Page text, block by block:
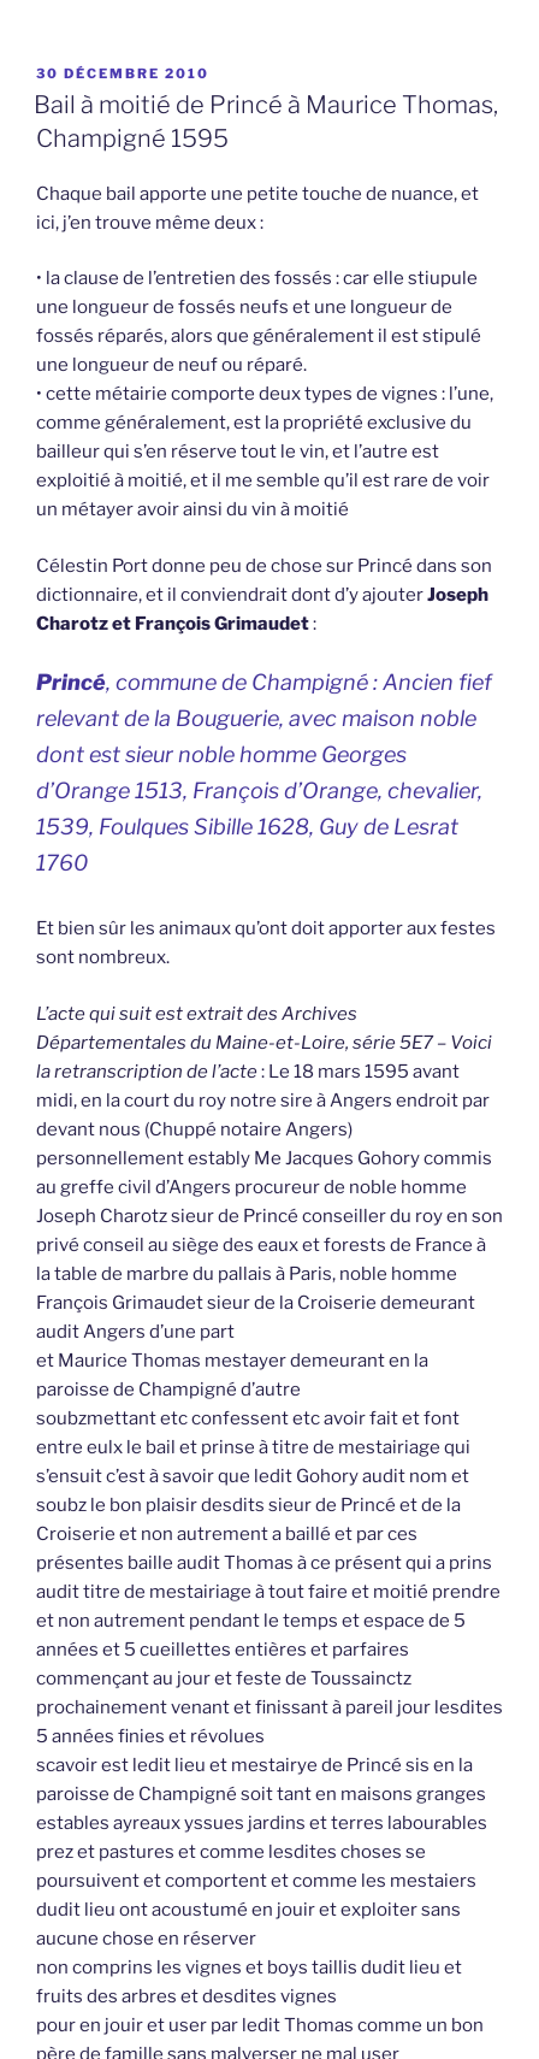
PUBLIÉ
LE
30 DÉCEMBRE 2010
Bail à moitié de Princé à Maurice Thomas,
Champigné 1595
Chaque bail apporte une petite touche de nuance, et
ici, j’en trouve même deux :
• la clause de l’entretien des fossés : car elle stiupule
une longueur de fossés neufs et une longueur de
fossés réparés, alors que généralement il est stipulé
une longueur de neuf ou réparé.
• cette métairie comporte deux types de vignes : l’une,
comme généralement, est la propriété exclusive du
bailleur qui s’en réserve tout le vin, et l’autre est
exploitié à moitié, et il me semble qu’il est rare de voir
un métayer avoir ainsi du vin à moitié
Célestin Port donne peu de chose sur Princé dans son
dictionnaire, et il conviendrait dont d’y ajouterJoseph
Charotz et François Grimaudet:
Princé, commune de Champigné : Ancien fief
relevant de la Bouguerie, avec maison noble
dont est sieur noble homme Georges
d’Orange 1513, François d’Orange, chevalier,
1539, Foulques Sibille 1628, Guy de Lesrat
1760
Et bien sûr les animaux qu’ont doit apporter aux festes
sont nombreux.
L’acte qui suit est extrait des Archives
Départementales du Maine-et-Loire, série 5E7 – Voici
la retranscription de l’acte: Le 18 mars 1595 avant
midi, en la court du roy notre sire à Angers endroit par
devant nous (Chuppé notaire Angers)
personnellement estably Me Jacques Gohory commis
au greffe civil d’Angers procureur de noble homme
Joseph Charotz sieur de Princé conseiller du roy en son
privé conseil au siège des eaux et forests de France à
la table de marbre du pallais à Paris, noble homme
François Grimaudet sieur de la Croiserie demeurant
audit Angers d’une part
et Maurice Thomas mestayer demeurant en la
paroisse de Champigné d’autre
soubzmettant etc confessent etc avoir fait et font
entre eulx le bail et prinse à titre de mestairiage qui
s’ensuit c’est à savoir que ledit Gohory audit nom et
soubz le bon plaisir desdits sieur de Princé et de la
Croiserie et non autrement a baillé et par ces
présentes baille audit Thomas à ce présent qui a prins
audit titre de mestairiage à tout faire et moitié prendre
et non autrement pendant le temps et espace de 5
années et 5 cueillettes entières et parfaires
commençant au jour et feste de Toussainctz
prochainement venant et finissant à pareil jour lesdites
5 années finies et révolues
scavoir est ledit lieu et mestairye de Princé sis en la
paroisse de Champigné soit tant en maisons granges
estables ayreaux yssues jardins et terres labourables
prez et pastures et comme lesdites choses se
poursuivent et comportent et comme les mestaiers
dudit lieu ont acoustumé en jouir et exploiter sans
aucune chose en réserver
non comprins les vignes et boys taillis dudit lieu et
fruits des arbres et desdites vignes
pour en jouir et user par ledit Thomas comme un bon
père de famille sans malverser ne mal user